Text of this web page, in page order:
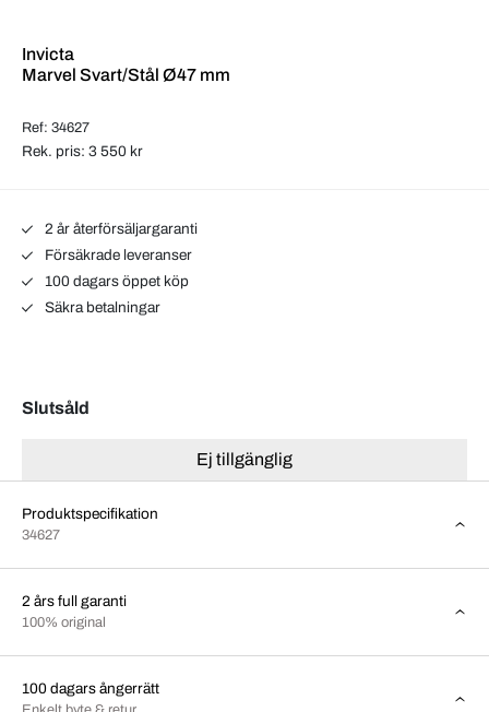
Invicta
Marvel Svart/Stål Ø47 mm
Ref: 34627
Rek. pris: 3 550 kr
2 år återförsäljargaranti
Försäkrade leveranser
100 dagars öppet köp
Säkra betalningar
Slutsåld
Ej tillgänglig
Produktspecifikation
34627
2 års full garanti
100% original
100 dagars ångerrätt